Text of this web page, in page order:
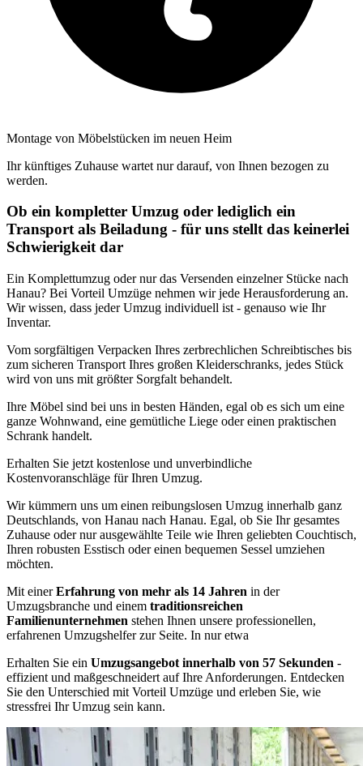
Montage von Möbelstücken im neuen Heim
Ihr künftiges Zuhause wartet nur darauf, von Ihnen bezogen zu
werden.
Ob ein kompletter Umzug oder lediglich ein
Transport als Beiladung - für uns stellt das keinerlei
Schwierigkeit dar
Ein Komplettumzug oder nur das Versenden einzelner Stücke nach
Hanau? Bei Vorteil Umzüge nehmen wir jede Herausforderung an.
Wir wissen, dass jeder Umzug individuell ist - genauso wie Ihr
Inventar.
Vom sorgfältigen Verpacken Ihres zerbrechlichen Schreibtisches bis
zum sicheren Transport Ihres großen Kleiderschranks, jedes Stück
wird von uns mit größter Sorgfalt behandelt.
Ihre Möbel sind bei uns in besten Händen, egal ob es sich um eine
ganze Wohnwand, eine gemütliche Liege oder einen praktischen
Schrank handelt.
Erhalten Sie jetzt kostenlose und unverbindliche
Kostenvoranschläge für Ihren Umzug.
Wir kümmern uns um einen reibungslosen Umzug innerhalb ganz
Deutschlands, von Hanau nach Hanau. Egal, ob Sie Ihr gesamtes
Zuhause oder nur ausgewählte Teile wie Ihren geliebten Couchtisch,
Ihren robusten Esstisch oder einen bequemen Sessel umziehen
möchten.
Mit einerErfahrung von mehr als 14 Jahren in der
Umzugsbranche und einem traditionsreichen
Familienunternehmen stehen Ihnen unsere professionellen,
erfahrenen Umzugshelfer zur Seite. In nur etwa
Erhalten Sie ein Umzugsangebot innerhalb von 57 Sekunden -
effizient und maßgeschneidert auf Ihre Anforderungen. Entdecken
Sie den Unterschied mit Vorteil Umzüge und erleben Sie, wie
stressfrei Ihr Umzug sein kann.